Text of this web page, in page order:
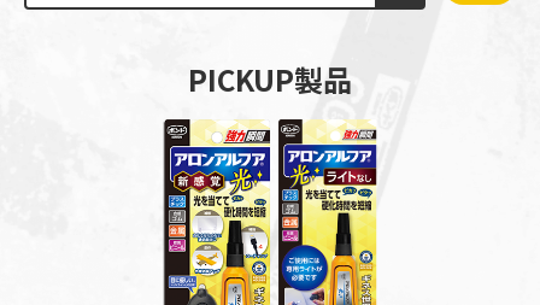
PICKUP製品